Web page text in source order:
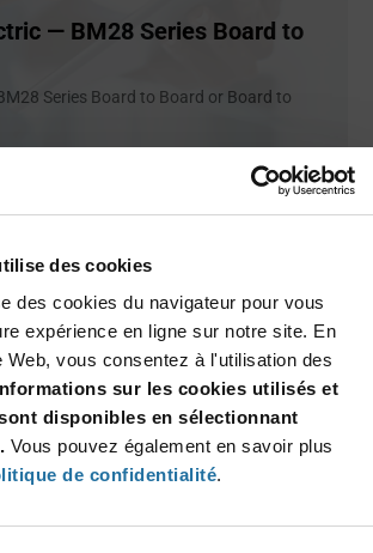
des cookies
des cookies du navigateur pour vous
expérience en ligne sur notre site. En
Web, vous consentez à l'utilisation des
sur les cookies utilisés et
disponibles en sélectionnant
Vous pouvez également en savoir plus
de confidentialité.
— BM28 Series Board to
Series Board to Board or Board to
ARTICLE
– Lighting Solutions